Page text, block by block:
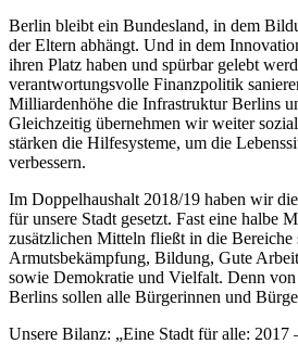
Berlin bleibt ein Bundesland, in dem
der Eltern abhängt. Und in dem
ihren Platz haben und spürbar gelebt
verantwortungsvolle Finanzpolitik
Milliardenhöhe die Infrastruktur Berlins
Gleichzeitig übernehmen wir weiter
stärken die Hilfesysteme, um die
verbessern.
Im Doppelhaushalt 2018/19 haben wir
für unsere Stadt gesetzt. Fast eine halbe
zusätzlichen Mitteln fließt in die Bereiche
Armutsbekämpfung, Bildung, Gute
sowie Demokratie und Vielfalt. Denn
Berlins sollen alle Bürgerinnen und
Unsere Bilanz: „Eine Stadt für alle: 2017